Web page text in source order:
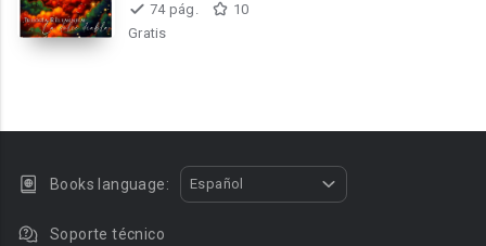
74 pág.
10
Gratis
Books language: Español
Soporte técnico